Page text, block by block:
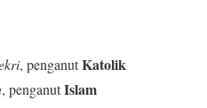
, penganutKatolik
, penganutIslam